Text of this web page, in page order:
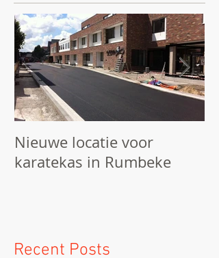
Nieuwe locatie voor
karatekas in Rumbeke
Recent Posts